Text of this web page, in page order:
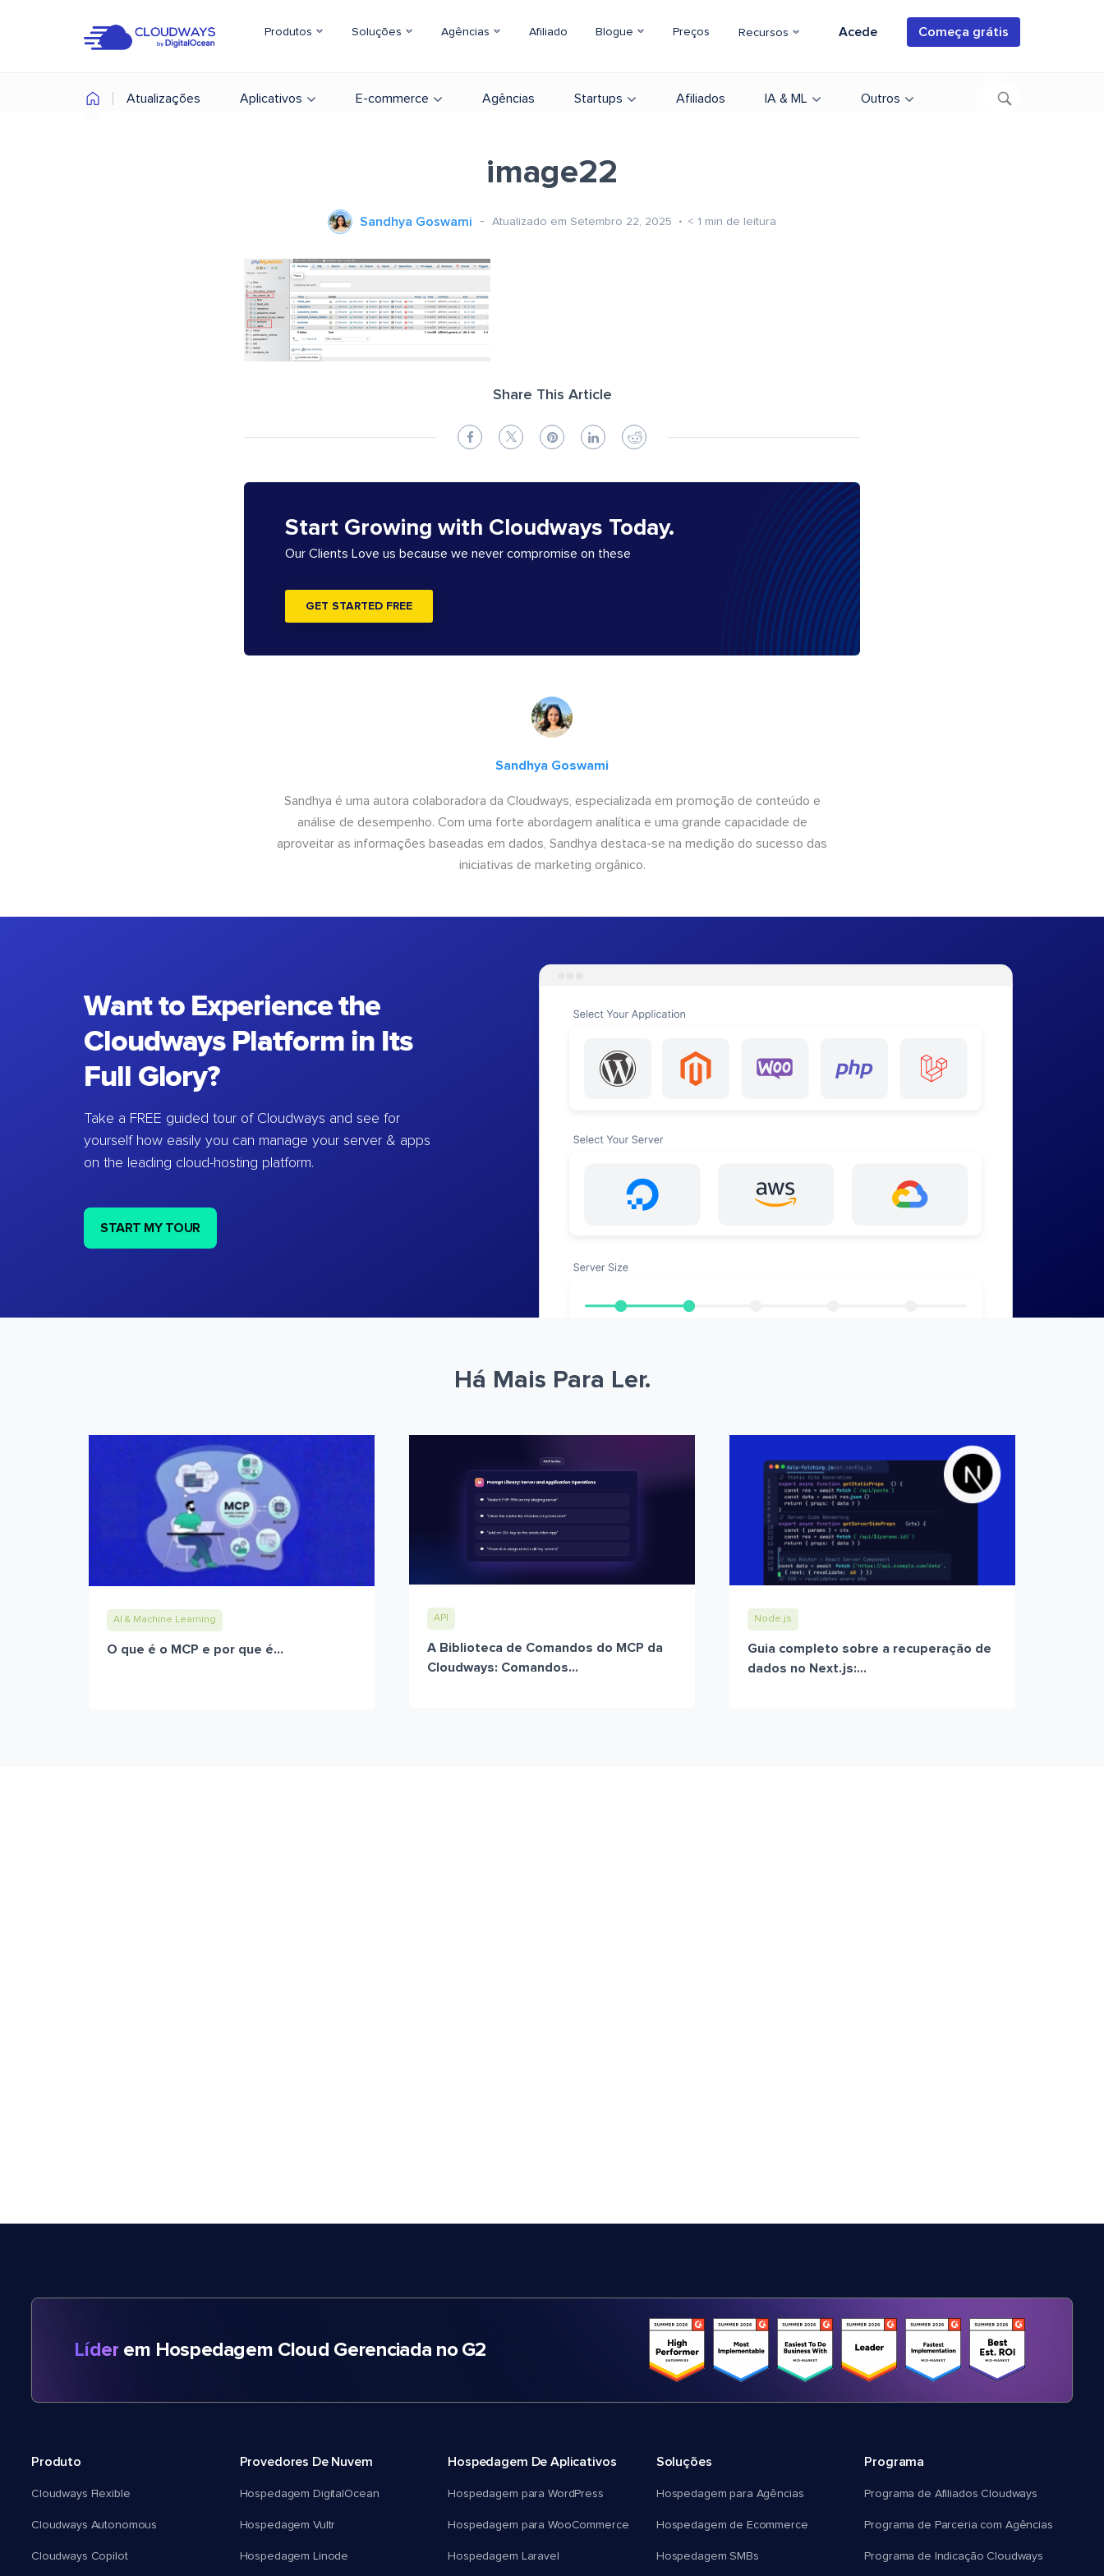
Produtos Soluções Agências Afiliado Blogue Preços Recursos Acede Começa grátis
Atualizações Aplicativos E-commerce Agências Startups Afiliados IA & ML Outros
image22
Sandhya Goswami Atualizado em Setembro 22, 2025 < 1 min de leitura
Share This Article
Start Growing with Cloudways Today.
Our Clients Love us because we never compromise on these
GET STARTED FREE
Sandhya Goswami
Sandhya é uma autora colaboradora da Cloudways, especializada em promoção de conteúdo e
análise de desempenho. Com uma forte abordagem analítica e uma grande capacidade de
aproveitar as informações baseadas em dados, Sandhya destaca-se na medição do sucesso das
iniciativas de marketing orgânico.
Want to Experience the
Cloudways Platform in Its
Full Glory?
Take a FREE guided tour of Cloudways and see for
yourself how easily you can manage your server & apps
on the leading cloud-hosting platform.
START MY TOUR
Há Mais Para Ler.
AI & Machine Learning
O que é o MCP e por que é...
API
A Biblioteca de Comandos do MCP da
Cloudways: Comandos...
Node.js
Guia completo sobre a recuperação de
dados no Next.js:...
Líder em Hospedagem Cloud Gerenciada no G2
Produto
Cloudways Flexible
Cloudways Autonomous
Cloudways Copilot
Provedores De Nuvem
Hospedagem DigitalOcean
Hospedagem Vultr
Hospedagem Linode
Hospedagem De Aplicativos
Hospedagem para WordPress
Hospedagem para WooCommerce
Hospedagem Laravel
Soluções
Hospedagem para Agências
Hospedagem de Ecommerce
Hospedagem SMBs
Programa
Programa de Afiliados Cloudways
Programa de Parceria com Agências
Programa de Indicação Cloudways